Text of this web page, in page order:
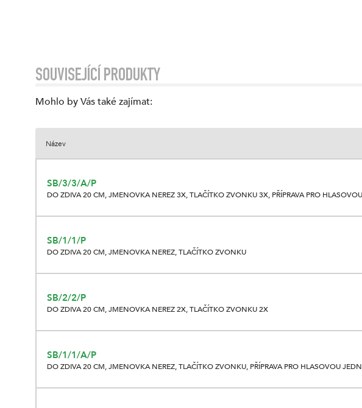
SOUVISEJÍCÍ PRODUKTY
Mohlo by Vás také zajímat:
Název
SB/3/3/A/P
DO ZDIVA 20 CM, JMENOVKA NEREZ 3X, TLAČÍTKO ZVONKU 3X, PŘÍPRAVA PRO
SB/1/1/P
DO ZDIVA 20 CM, JMENOVKA NEREZ, TLAČÍTKO ZVONKU
SB/2/2/P
DO ZDIVA 20 CM, JMENOVKA NEREZ 2X, TLAČÍTKO ZVONKU 2X
SB/1/1/A/P
DO ZDIVA 20 CM, JMENOVKA NEREZ, TLAČÍTKO ZVONKU, PŘÍPRAVA PRO HLASOVOU